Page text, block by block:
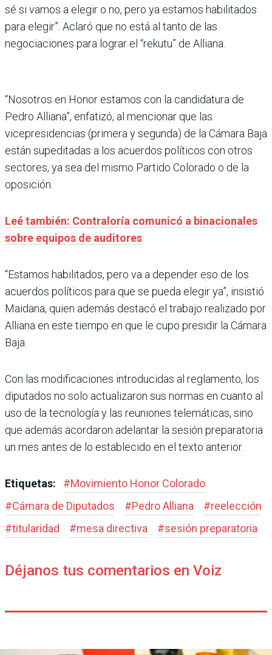
sé si vamos a elegir o no, pero ya estamos habilitados
para elegir”. Aclaró que no está al tanto de las
negociaciones para lograr el “rekutu” de Alliana.
“Nosotros en Honor estamos con la candidatura de
Pedro Alliana”, enfatizó, al mencionar que las
vicepresidencias (primera y segunda) de la Cámara Baja
están supeditadas a los acuerdos políticos con otros
sectores, ya sea del mismo Partido Colorado o de la
oposición.
Leé también: Contraloría comunicó a binacionales
sobre equipos de auditores
“Estamos habilitados, pero va a depender eso de los
acuerdos políticos para que se pueda elegir ya”, insistió
Maidana, quien además destacó el trabajo realizado por
Alliana en este tiempo en que le cupo presidir la Cámara
Baja.
Con las modificaciones introducidas al reglamento, los
diputados no solo actualizaron sus normas en cuanto al
uso de la tecnología y las reuniones telemáticas, sino
que además acordaron adelantar la sesión preparatoria
un mes antes de lo establecido en el texto anterior.
Etiquetas: #Movimiento Honor Colorado
#Cámara de Diputados #Pedro Alliana #reelección
#titularidad #mesa directiva #sesión preparatoria
Déjanos tus comentarios en Voiz